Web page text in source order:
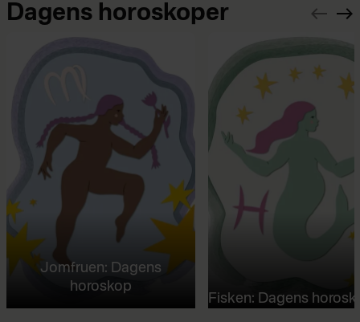
Dagens horoskoper
Jomfruen: Dagens
horoskop
Fisken: Dagens